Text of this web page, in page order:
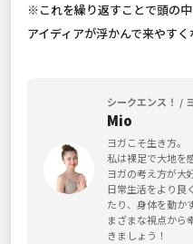
※これを繰り返すことで頭の
アイディアが浮かんで来やす
シークエンス！ /
Mio
ヨガこそ生き方。
私は裸足で大地を
ヨガの考え方が大
日常生活をより良
たり、身体を動か
まざまな視点から
きましょう！